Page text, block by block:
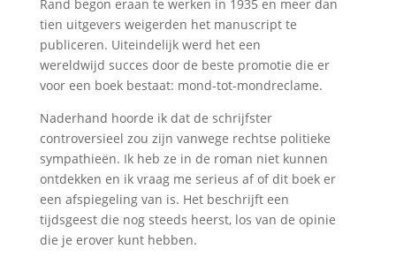
Rand begon eraan te werken in 1935 en meer dan
tien uitgevers weigerden het manuscript te
publiceren. Uiteindelijk werd het een
wereldwijd succes door de beste promotie die er
voor een boek bestaat: mond-tot-mondreclame.
Naderhand hoorde ik dat de schrijfster
controversieel zou zijn vanwege rechtse politieke
sympathieën. Ik heb ze in de roman niet kunnen
ontdekken en ik vraag me serieus af of dit boek er
een afspiegeling van is. Het beschrijft een
tijdsgeest die nog steeds heerst, los van de opinie
die je erover kunt hebben.